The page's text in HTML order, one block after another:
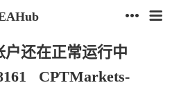
还在正常运行中
CPTMarkets-